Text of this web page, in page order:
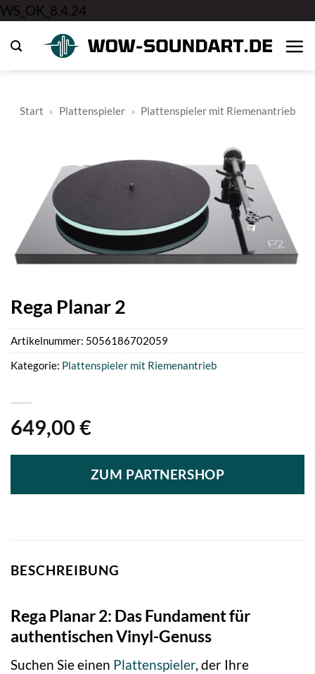
WS_OK_8.4.24
springen
Start » Plattenspieler » Plattenspieler mit Riemenantrieb
Rega Planar 2
649,00 €
ZUM PARTNERSHOP
Artikelnummer: 5056186702059
Kategorie: Plattenspieler mit Riemenantrieb
BESCHREIBUNG
Rega Planar 2: Das Fundament für
authentischen Vinyl-Genuss
Suchen Sie einen Plattenspieler, der Ihre